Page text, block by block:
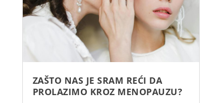
ZAŠTO NAS JE SRAM REĆI DA
PROLAZIMO KROZ MENOPAUZU?